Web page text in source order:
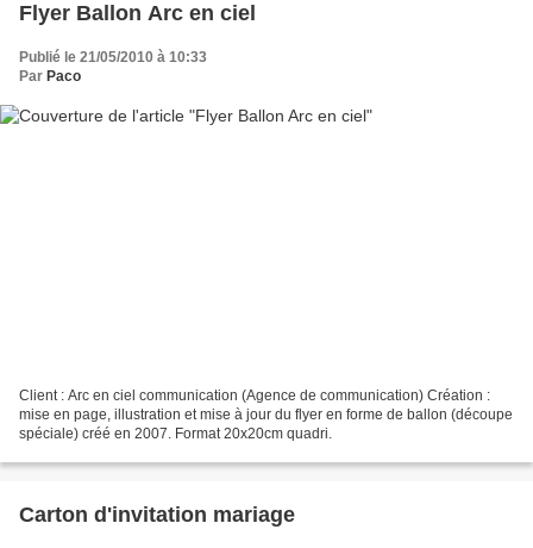
Flyer Ballon Arc en ciel
Publié le 21/05/2010 à 10:33
Par Paco
Client : Arc en ciel communication (Agence de communication) Création :
mise en page, illustration et mise à jour du flyer en forme de ballon (découpe
spéciale) créé en 2007. Format 20x20cm quadri.
Carton d'invitation mariage